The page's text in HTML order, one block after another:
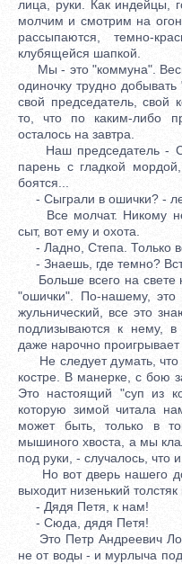
лица, руки. Как индейцы,
молчим и смотрим на
рассыпаются, темно-
клубящейся шапкой.
Мы - это "коммуна".
одиночку трудно
свой председатель,
то, что по каким-либо
осталось на завтра.
Наш председатель -
парень с гладкой
боятся...
- Сыграли в ошички? -
Все молчат. Никому
сыт, вот ему и охота.
- Ладно, Степа. Только
- Знаешь, где темно?
Больше всего на свете
"ошички". По-нашему, это
жульнический, все это
подлизываются к нему,
даже нарочно
Не следует думать,
костре. В манерке, с бою
Это настоящий "суп из
которую зимой читала
может быть, только в
мышиного хвоста, а мы
под руки, - случалось, что
Но вот дверь нашего
выходит низенький
- Дядя Петя, к нам!
- Сюда, дядя Петя!
Это Петр Андреевич
не от воды - и мурлыча